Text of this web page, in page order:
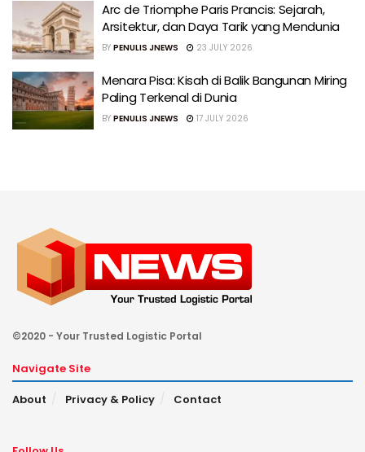
Arc de Triomphe Paris Prancis: Sejarah,
Arsitektur, dan Daya Tarik yang Mendunia
BY PENULIS JNEWS 23 JULY 2026
Menara Pisa: Kisah di Balik Bangunan Miring
Paling Terkenal di Dunia
BY PENULIS JNEWS 17 JULY 2026
©2020 - Your Trusted Logistic Portal
Navigate Site
About
Privacy & Policy Contact